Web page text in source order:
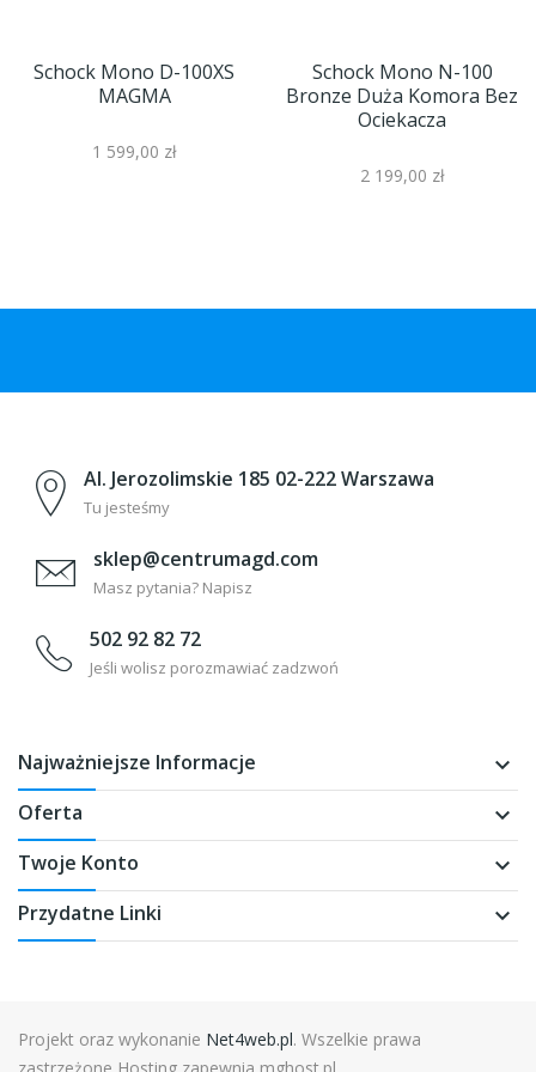
Schock Mono D-100XS
MAGMA
1 599,00 zł
Schock Mono N-100
Bronze Duża Komora Bez
Ociekacza
2 199,00 zł
Al. Jerozolimskie 185 02-222 Warszawa
Tu jesteśmy
sklep@centrumagd.com
Masz pytania? Napisz
502 92 82 72
Jeśli wolisz porozmawiać zadzwoń
Najważniejsze Informacje keyboard_arrow_down
Oferta keyboard_arrow_down
Twoje Konto keyboard_arrow_down
Przydatne Linki keyboard_arrow_down
Projekt oraz wykonanie Net4web.pl. Wszelkie prawa